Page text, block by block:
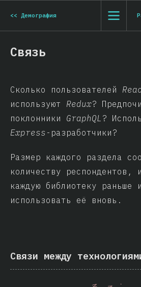
<< Демография
Связь
Сколько пользователей
используют Redux?
поклонники GraphQL ?
Express -разработчики?
Размер каждого раздела
количеству респондентов,
каждую библиотеку раньше
использовать её вновь.
Связи между